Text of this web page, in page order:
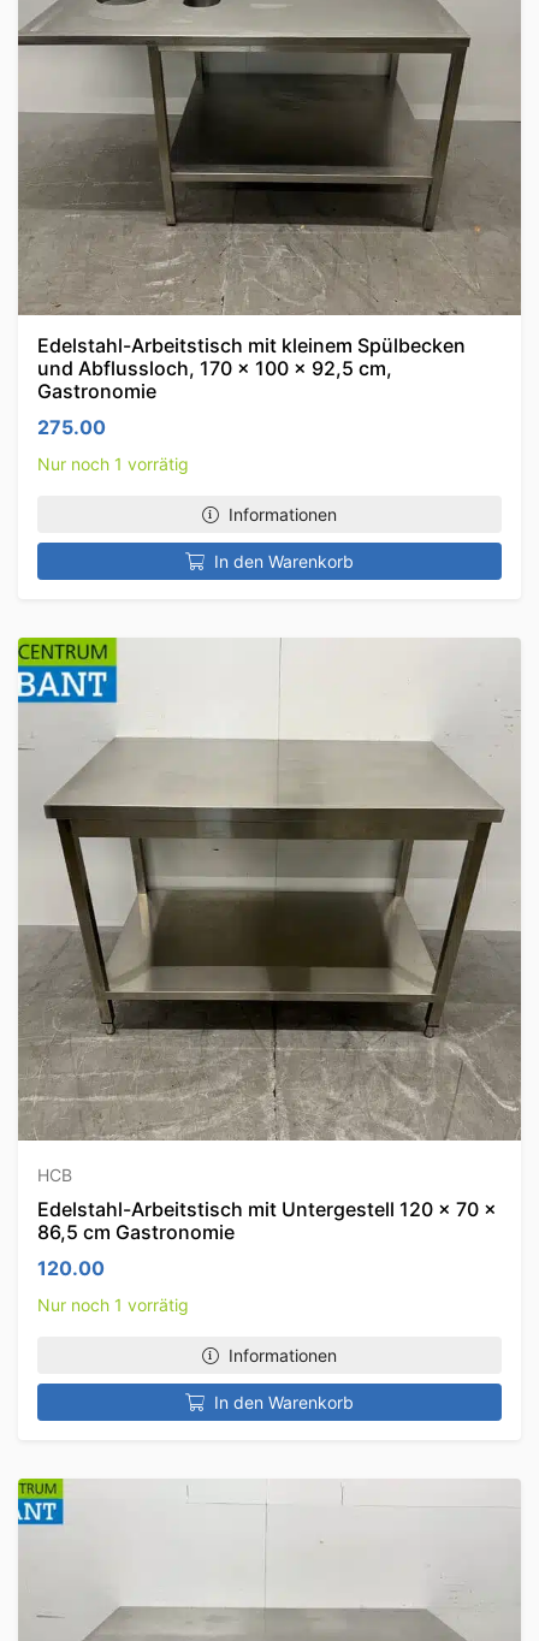
Edelstahl-Arbeitstisch mit kleinem Spülbecken
und Abflussloch, 170 x 100 x 92,5 cm,
Gastronomie
275.00
Nur noch 1 vorrätig
Informationen
In den Warenkorb
HCB
Edelstahl-Arbeitstisch mit Untergestell 120 x 70 x
86,5 cm Gastronomie
120.00
Nur noch 1 vorrätig
Informationen
In den Warenkorb